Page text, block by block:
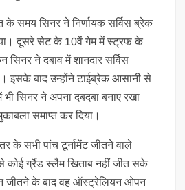
समय सिनर ने निर्णायक सर्विस ब्रेक
दूसरे सेट के 10वें गेम में स्ट्रफ के
सिनर ने दबाव में शानदार सर्विस
इसके बाद उन्होंने टाईब्रेक आसानी से
सिनर ने अपना दबदबा बनाए रखा
समाप्त कर दिया।
के सभी पांच टूर्नामेंट जीतने वाले
कोई ग्रैंड स्लैम खिताब नहीं जीत सके
जीतने के बाद वह ऑस्ट्रेलियन ओपन